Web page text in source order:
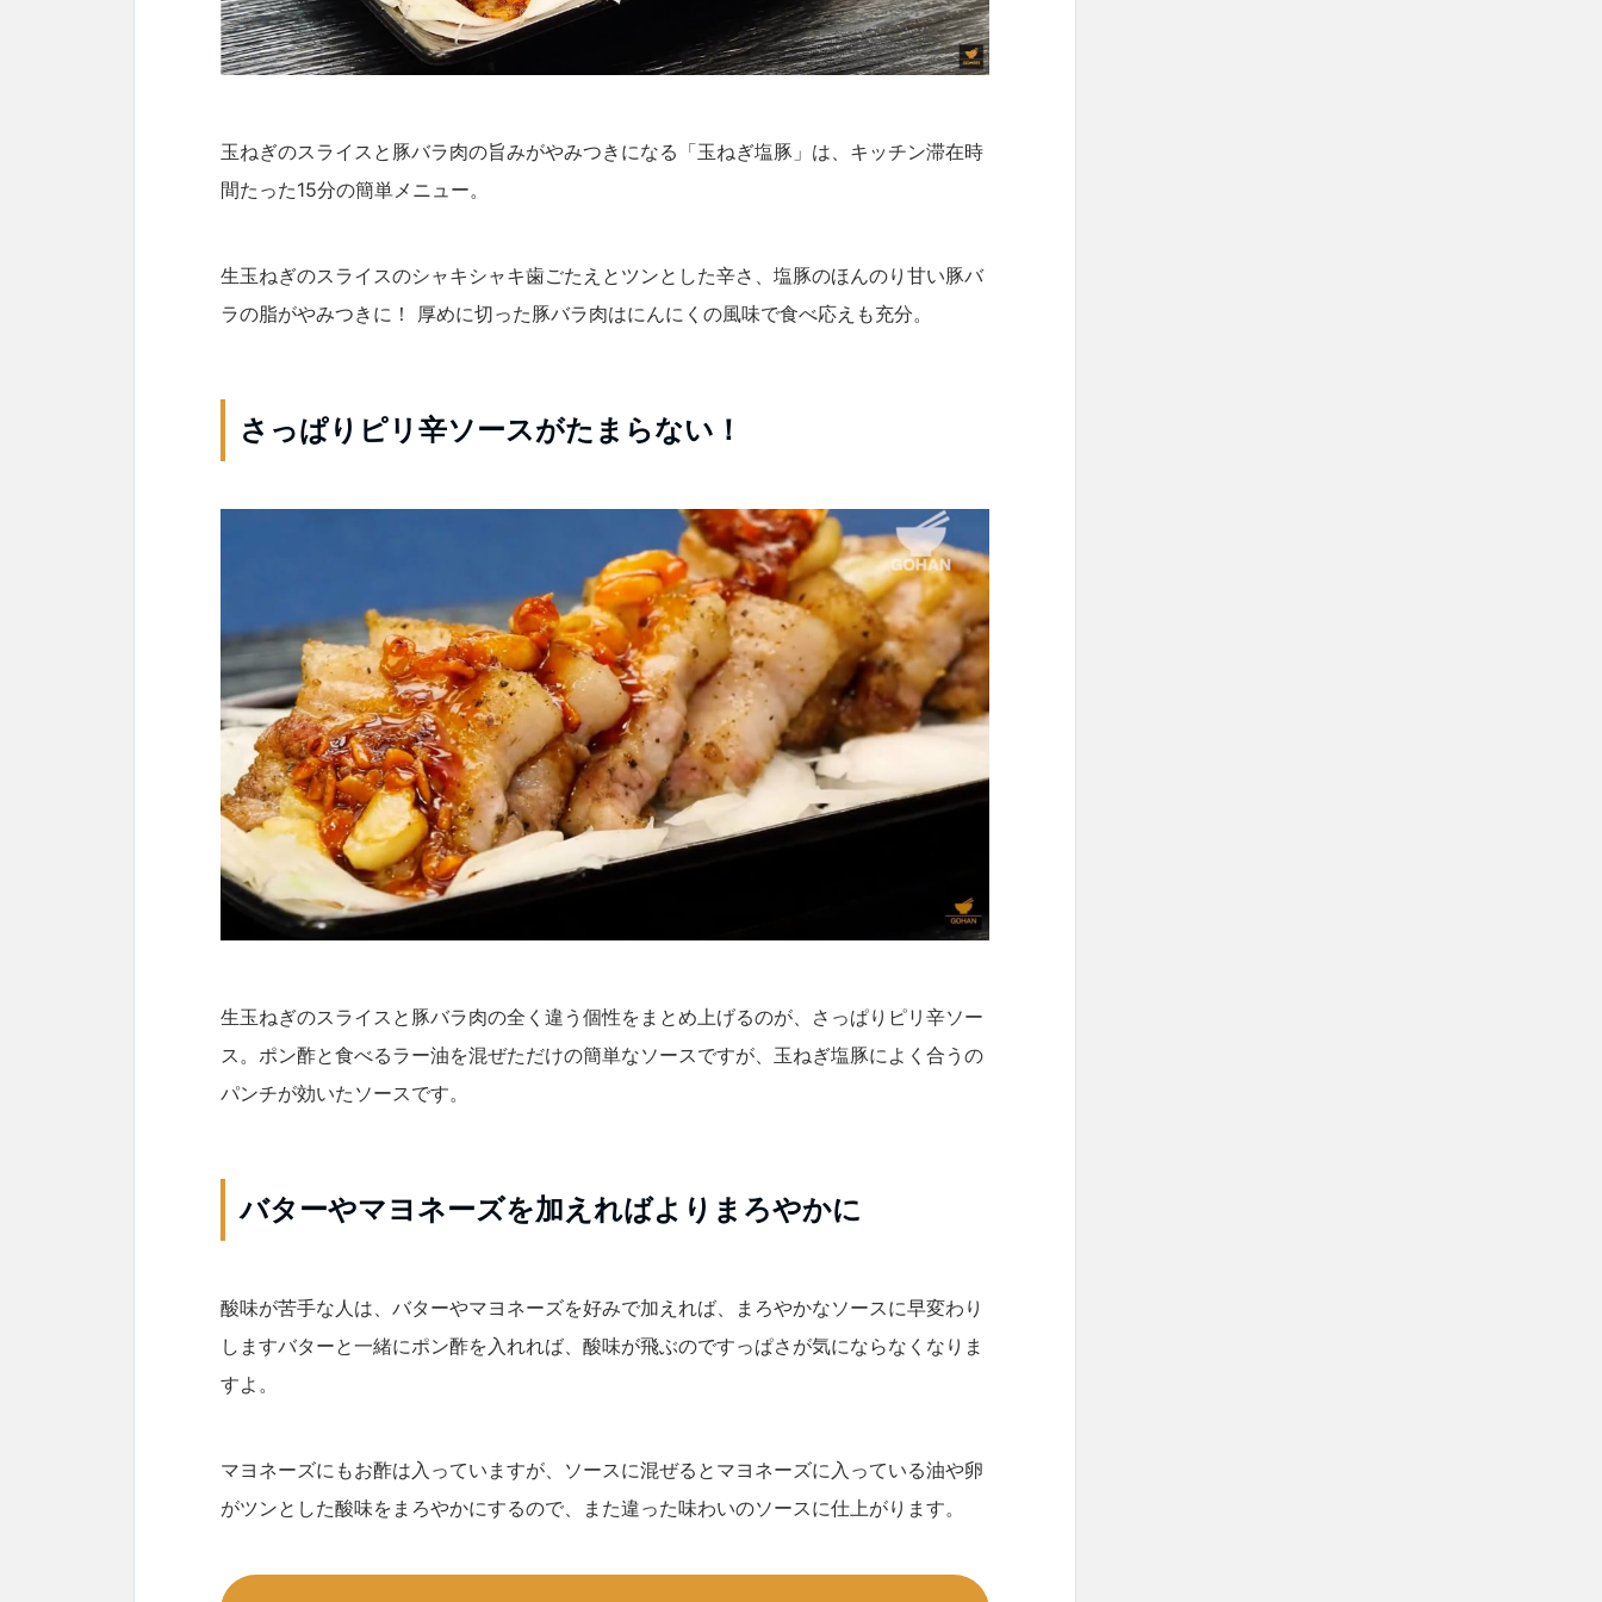
玉ねぎのスライスと豚バラ肉の旨みがやみつきになる「玉ねぎ塩豚」は、キッチン滞在時
間たった15分の簡単メニュー。
生玉ねぎのスライスのシャキシャキ歯ごたえとツンとした辛さ、塩豚のほんのり甘い豚バ
ラの脂がやみつきに！ 厚めに切った豚バラ肉はにんにくの風味で食べ応えも充分。
さっぱりピリ辛ソースがたまらない！
生玉ねぎのスライスと豚バラ肉の全く違う個性をまとめ上げるのが、さっぱりピリ辛ソー
ス。ポン酢と食べるラー油を混ぜただけの簡単なソースですが、玉ねぎ塩豚によく合うの
パンチが効いたソースです。
バターやマヨネーズを加えればよりまろやかに
酸味が苦手な人は、バターやマヨネーズを好みで加えれば、まろやかなソースに早変わり
しますバターと一緒にポン酢を入れれば、酸味が飛ぶのですっぱさが気にならなくなりま
すよ。
マヨネーズにもお酢は入っていますが、ソースに混ぜるとマヨネーズに入っている油や卵
がツンとした酸味をまろやかにするので、また違った味わいのソースに仕上がります。